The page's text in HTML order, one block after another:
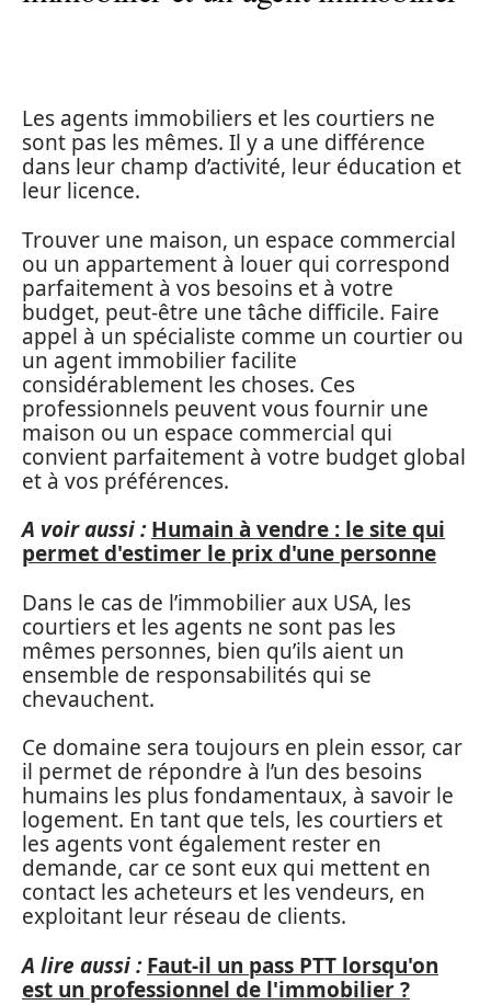
Les agents immobiliers et les courtiers ne
sont pas les mêmes. Il y a une différence
dans leur champ d’activité, leur éducation et
leur licence.
Trouver une maison, un espace commercial
ou un appartement à louer qui correspond
parfaitement à vos besoins et à votre
budget, peut-être une tâche difficile. Faire
appel à un spécialiste comme un courtier ou
un agent immobilier facilite
considérablement les choses. Ces
professionnels peuvent vous fournir une
maison ou un espace commercial qui
convient parfaitement à votre budget global
et à vos préférences.
A voir aussi : Humain à vendre : le site qui
permet d'estimer le prix d'une personne
Dans le cas de l’immobilier aux USA, les
courtiers et les agents ne sont pas les
mêmes personnes, bien qu’ils aient un
ensemble de responsabilités qui se
chevauchent.
Ce domaine sera toujours en plein essor, car
il permet de répondre à l’un des besoins
humains les plus fondamentaux, à savoir le
logement. En tant que tels, les courtiers et
les agents vont également rester en
demande, car ce sont eux qui mettent en
contact les acheteurs et les vendeurs, en
exploitant leur réseau de clients.
A lire aussi : Faut-il un pass PTT lorsqu'on
est un professionnel de l'immobilier ?